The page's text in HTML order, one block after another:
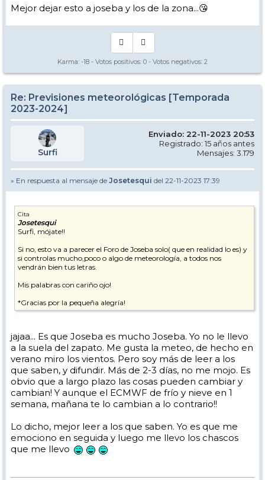
Mejor dejar esto a joseba y los de la zona...😘
Karma: -18 - Votos positivos: 0 - Votos negativos: 2
Re: Previsiones meteorológicas [Temporada
2023-2024]
Surfi
Enviado: 22-11-2023 20:53
Registrado: 15 años antes
Mensajes: 3.179
» En respuesta al mensaje de Josetesqui del 22-11-2023 17:39
Cita
Josetesqui
Surfi, mójate!!
Si no, esto va a parecer el Foro de Joseba solo( que en realidad lo es) y
si controlas mucho,poco o algo de meteorología, a todos nos
vendrán bien tus letras.
Mis palabras con cariño ojo!
*Gracias por la pequeña alegría!
jajaa... Es que Joseba es mucho Joseba. Yo no le llevo
a la suela del zapato. Me gusta la meteo, de hecho en
verano miro los vientos. Pero soy más de leer a los
que saben, y difundir. Más de 2-3 días, no me mojo. Es
obvio que a largo plazo las cosas pueden cambiar y
cambian! Y aunque el ECMWF de frío y nieve en 1
semana, mañana te lo cambian a lo contrario!!
Lo dicho, mejor leer a los que saben. Yo es que me
emociono en seguida y luego me llevo los chascos
que me llevo